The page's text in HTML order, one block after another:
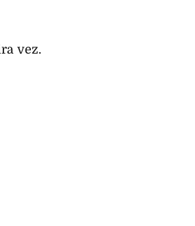
vez.